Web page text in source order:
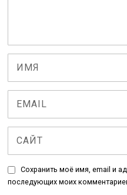
Сохранить моё имя, email и
последующих моих